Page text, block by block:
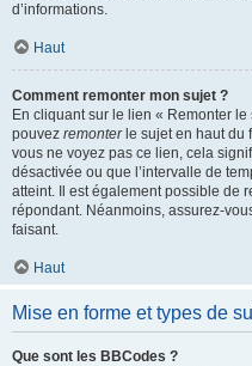
d’informations.
Haut
Comment remonter mon sujet ?
En cliquant sur le lien « Remonter
pouvez remonterle sujet en haut du
vous ne voyez pas ce lien, cela
désactivée ou que l’intervalle de
atteint. Il est également possible de
répondant. Néanmoins, assurez-
faisant.
Haut
Mise en forme et types de
Que sont les BBCodes ?